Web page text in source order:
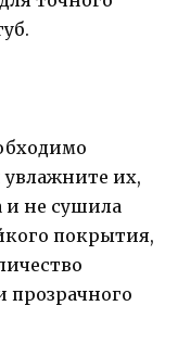
увлажните их,
и не сушила
покрытия,
прозрачного